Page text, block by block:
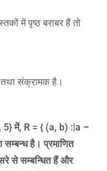
में पृष्ठ बराबर हैं तो
संक्रामक है।
5}में, R = { (a, b) :|a –
सम्बन्ध है। प्रमाणित
से सम्बन्धित हैं और